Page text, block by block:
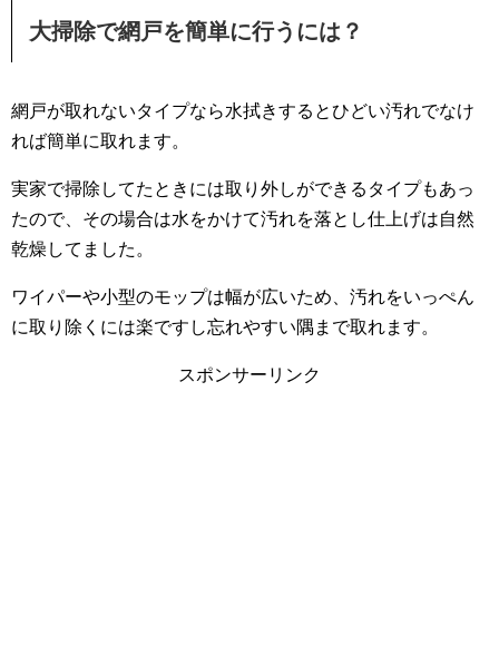
大掃除で網戸を簡単に行うには？
網戸が取れないタイプなら水拭きするとひどい汚れでなけ
れば簡単に取れます。
実家で掃除してたときには取り外しができるタイプもあっ
たので、その場合は水をかけて汚れを落とし仕上げは自然
乾燥してました。
ワイパーや小型のモップは幅が広いため、汚れをいっぺん
に取り除くには楽ですし忘れやすい隅まで取れます。
スポンサーリンク